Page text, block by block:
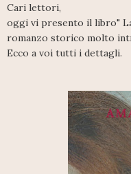
Cari lettori,
oggi vi presento il libro"
romanzo storico molto
Ecco a voi tutti i dettagli.